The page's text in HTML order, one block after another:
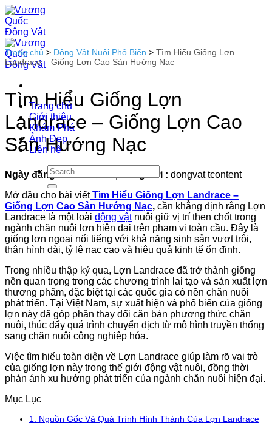
Bỏ
qua
nội
dung
Trang chủ
Giới thiệu
Khám Phá
Ảnh Đẹp
Liên hệ
Trang chủ > Động Vật Nuôi Phổ Biến > Tìm Hiểu Giống Lợn
Landrace – Giống Lợn Cao Sản Hướng Nạc
Tìm Hiểu Giống Lợn
Landrace – Giống Lợn Cao
Sản Hướng Nạc
Ngày đăng :23-01-2026 Đăng bởi : dongvat tcontent
Mở đầu cho bài viếtTìm Hiểu Giống Lợn Landrace –
Giống Lợn Cao Sản Hướng Nạc, cần khẳng định rằng Lợn
Landrace là một loài động vậtnuôi giữ vị trí then chốt trong
ngành chăn nuôi lợn hiện đại trên phạm vi toàn cầu. Đây là
giống lợn ngoại nổi tiếng với khả năng sinh sản vượt trội,
thân hình dài, tỷ lệ nạc cao và hiệu quả kinh tế ổn định.
Trong nhiều thập kỷ qua, Lợn Landrace đã trở thành giống
nền quan trọng trong các chương trình lai tạo và sản xuất lợn
thương phẩm, đặc biệt tại các quốc gia có nền chăn nuôi
phát triển. Tại Việt Nam, sự xuất hiện và phổ biến của giống
lợn này đã góp phần thay đổi căn bản phương thức chăn
nuôi, thúc đẩy quá trình chuyển dịch từ mô hình truyền thống
sang chăn nuôi công nghiệp hóa.
Việc tìm hiểu toàn diện về Lợn Landrace giúp làm rõ vai trò
của giống lợn này trong thế giới động vật nuôi, đồng thời
phản ánh xu hướng phát triển của ngành chăn nuôi hiện đại.
Mục Lục
1.
Nguồn Gốc Và Quá Trình Hình Thành Của Lợn Landrace